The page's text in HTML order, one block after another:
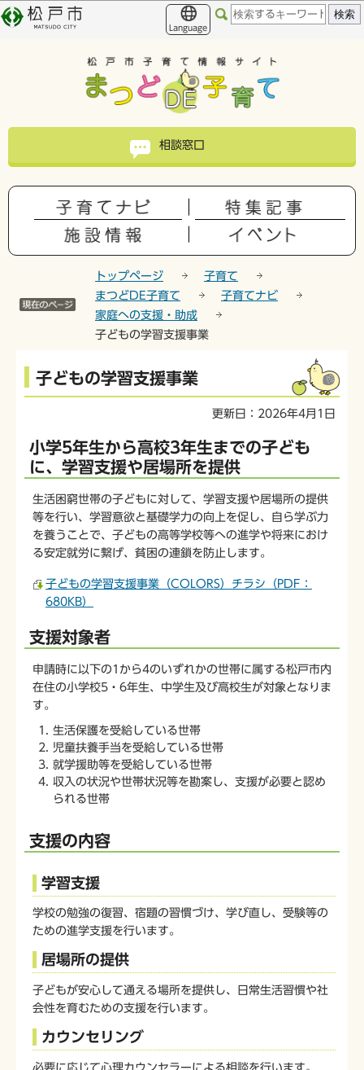
こ
の
す
このページの本文へ移動
Language
相談窓口
トップページ
子育て
まつどDE子育て
子育てナビ
家庭への支援・助成
子どもの学習支援事業
本
ら
子どもの学習支援事業
更新日：2026年4月1日
小学5年生から高校3年生までの子ども
に、学習支援や居場所を提供
生活困窮世帯の子どもに対して、学習支援や居場所の提供
等を行い、学習意欲と基礎学力の向上を促し、自ら学ぶ力
を養うことで、子どもの高等学校等への進学や将来におけ
る安定就労に繋げ、貧困の連鎖を防止します。
子どもの学習支援事業（COLORS）チラシ（PDF：
680KB）
支援対象者
申請時に以下の1から4のいずれかの世帯に属する松戸市内
在住の小学校5・6年生、中学生及び高校生が対象となりま
す。
生活保護を受給している世帯
児童扶養手当を受給している世帯
就学援助等を受給している世帯
収入の状況や世帯状況等を勘案し、支援が必要と認め
られる世帯
支援の内容
学習支援
学校の勉強の復習、宿題の習慣づけ、学び直し、受験等の
ための進学支援を行います。
居場所の提供
子どもが安心して通える場所を提供し、日常生活習慣や社
会性を育むための支援を行います。
カウンセリング
必要に応じて心理カウンセラーによる相談を行います。